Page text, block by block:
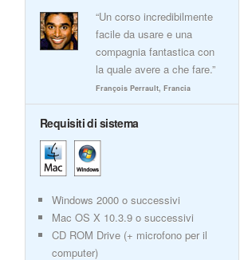
“Un corso incredibilmente
facile da usare e una
compagnia fantastica con
la quale avere a che fare.”
François Perrault, Francia
Requisiti di sistema
Windows 2000 o successivi
Mac OS X 10.3.9 o successivi
CD ROM Drive (+ microfono per il
computer)